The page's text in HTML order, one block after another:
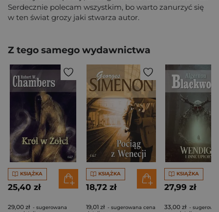
Serdecznie polecam wszystkim, bo warto zanurzyć się
w ten świat grozy jaki stwarza autor.
Z tego samego wydawnictwa
KSIĄŻKA
25,40 zł
29,00 zł - sugerowana
KSIĄŻKA
18,72 zł
19,01 zł - sugerowana cena
KSIĄŻKA
27,99 zł
33,00 zł -